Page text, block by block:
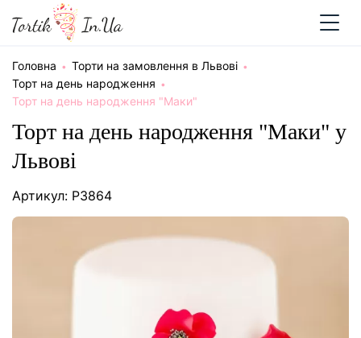
Головна
Торти на замовлення в Львові
Торт на день народження
Торт на день народження "Маки"
Торт на день народження "Маки" у
Львові
Артикул: P3864